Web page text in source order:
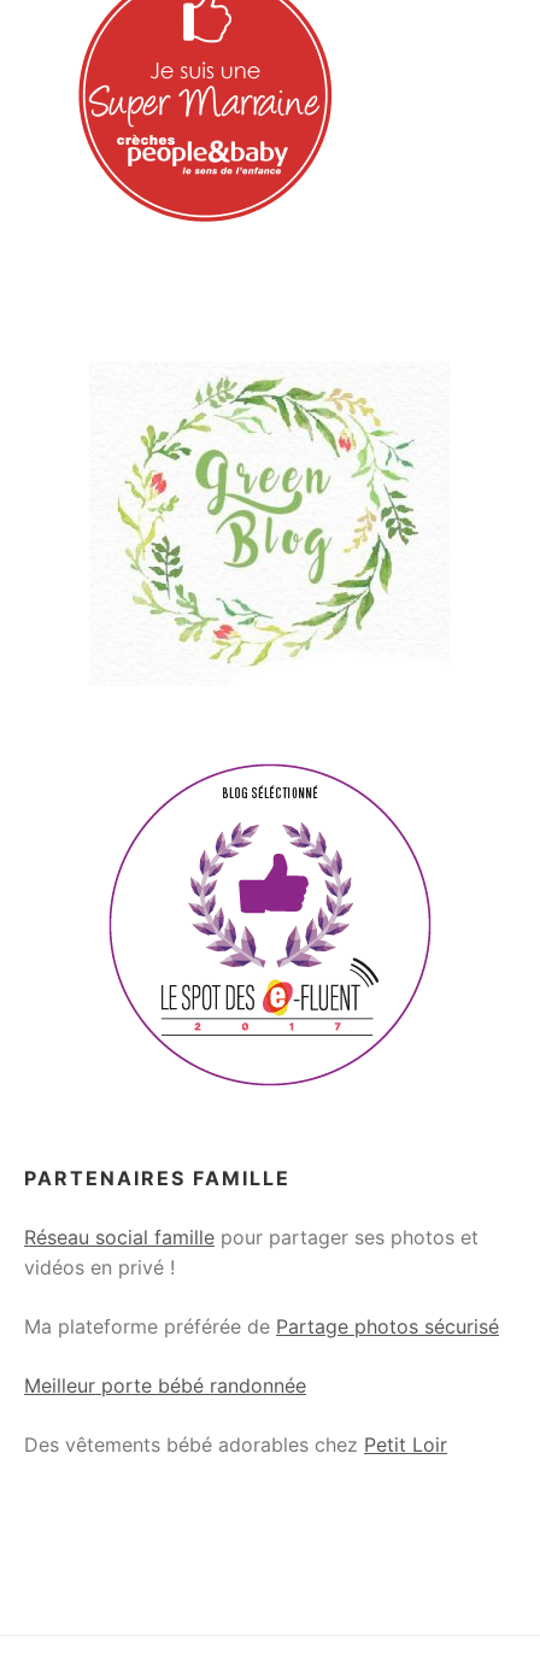
PARTENAIRES FAMILLE
Réseau social famille pour partager ses photos et
vidéos en privé !
Ma plateforme préférée de Partage photos sécurisé
Meilleur porte bébé randonnée
Des vêtements bébé adorables chez Petit Loir